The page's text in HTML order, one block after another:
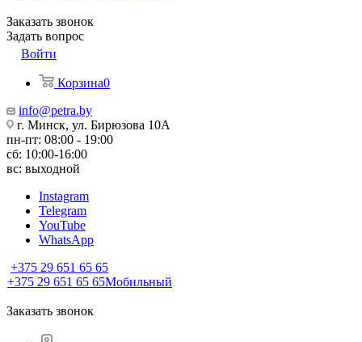
Заказать звонок
Задать вопрос
Войти
Корзина0
info@petra.by
г. Минск, ул. Бирюзова 10А
пн-пт: 08:00 - 19:00
сб: 10:00-16:00
вс: выходной
Instagram
Telegram
YouTube
WhatsApp
+375 29 651 65 65
+375 29 651 65 65Мобильный
Заказать звонок